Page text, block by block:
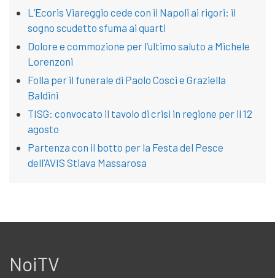
L’Ecoris Viareggio cede con il Napoli ai rigori: il
sogno scudetto sfuma ai quarti
Dolore e commozione per l’ultimo saluto a Michele
Lorenzoni
Folla per il funerale di Paolo Cosci e Graziella
Baldini
TISG: convocato il tavolo di crisi in regione per il 12
agosto
Partenza con il botto per la Festa del Pesce
dell’AVIS Stiava Massarosa
NoiTV